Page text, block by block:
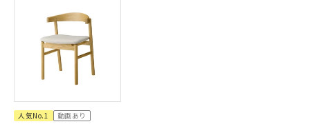
人気No.1 動画あり